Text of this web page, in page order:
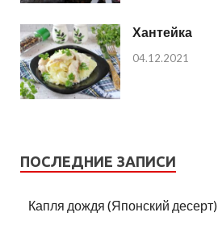
Хантейка
04.12.2021
ПОСЛЕДНИЕ ЗАПИСИ
Капля дождя (Японский десерт)